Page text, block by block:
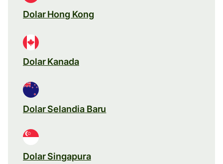
Dolar Hong Kong
Dolar Kanada
Dolar Selandia Baru
Dolar Singapura